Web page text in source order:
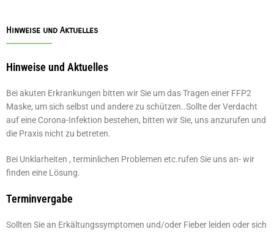
Hinweise und Aktuelles
Hinweise und Aktuelles
Bei akuten Erkrankungen bitten wir Sie um das Tragen einer FFP2
Maske, um sich selbst und andere zu schützen..Sollte der Verdacht
auf eine Corona-Infektion bestehen, bitten wir Sie, uns anzurufen und
die Praxis nicht zu betreten.
Bei Unklarheiten , terminlichen Problemen etc.rufen Sie uns an- wir
finden eine Lösung.
Terminvergabe
Sollten Sie an Erkältungssymptomen und/oder Fieber leiden oder sich